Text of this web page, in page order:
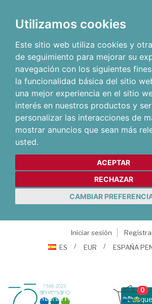
Utilizamos cookies
Este sitio web utiliza cookies y
de seguimiento para mejorar su
navegación con los siguientes
la funcionalidad básica del sitio
una mejor experiencia en el sitio
interés en nuestros productos y
personalizar las interacciones de
mostrar anuncios que sean más
usted.
ACEPTAR
RECHAZAR
CAMBIAR
Iniciar sesión
ES
EUR ESPAÑA
0